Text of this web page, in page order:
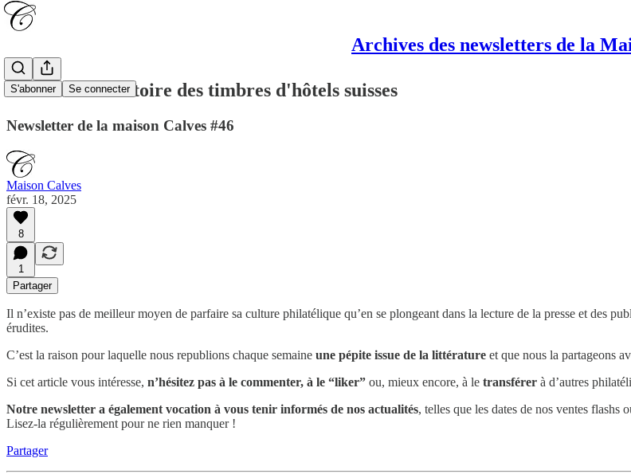
Archives des newsletters de la
S'abonner Se connecter
L'étonnante histoire des timbres d'hôtels suisses
Newsletter de la maison Calves #46
Maison Calves
févr. 18, 2025
8
1
Partager
Il n’existe pas de meilleur moyen de parfaire sa culture philatélique qu’en se plongeant dans la lecture de la presse et des
érudites.
C’est la raison pour laquelle nous republions chaque semaine une pépite issue de la littérature et que nous la partageons
Si cet article vous intéresse, n’hésitez pas à le commenter, à le “liker” ou, mieux encore, à le transférer à d’autres
Notre newsletter a également vocation à vous tenir informés de nos actualités, telles que les dates de nos ventes flashs
Lisez-la régulièrement pour ne rien manquer !
Partager